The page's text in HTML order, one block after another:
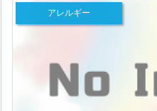
アレルギー